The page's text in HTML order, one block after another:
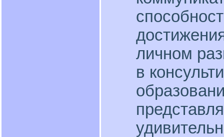
личном
в